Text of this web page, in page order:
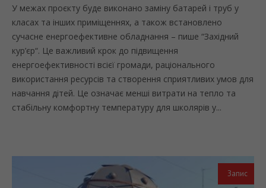
У межах проєкту буде виконано заміну батарей і труб у
класах та інших приміщеннях, а також встановлено
сучасне енергоефективне обладнання – пише “Західний
кур’єр“. Це важливий крок до підвищення
енергоефективності всієї громади, раціонального
використання ресурсів та створення сприятливих умов для
навчання дітей. Це означає менші витрати на тепло та
стабільну комфортну температуру для школярів у...
Запис